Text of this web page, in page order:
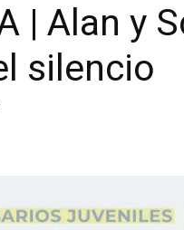
| Alan y
silencio